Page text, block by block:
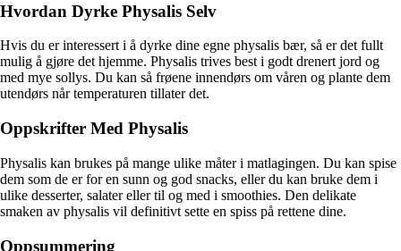
Hvordan Dyrke Physalis Selv
Hvis du er interessert i å dyrke dine egne physalis bær, så er det fullt
mulig å gjøre det hjemme. Physalis trives best i godt drenert jord og
med mye sollys. Du kan så frøene innendørs om våren og plante dem
utendørs når temperaturen tillater det.
Oppskrifter Med Physalis
Physalis kan brukes på mange ulike måter i matlagingen. Du kan spise
dem som de er for en sunn og god snacks, eller du kan bruke dem i
ulike desserter, salater eller til og med i smoothies. Den delikate
smaken av physalis vil definitivt sette en spiss på rettene dine.
Oppsummering